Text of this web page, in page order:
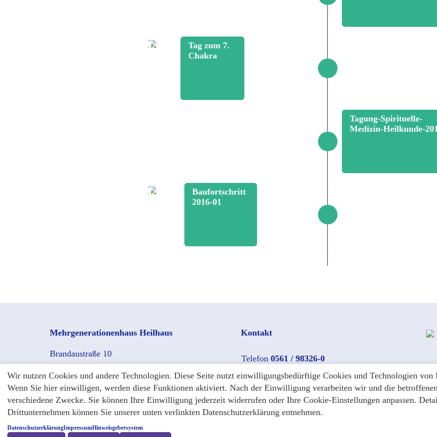
Tag zum 7.
Chakra
Tagung-Spirituelle-
Medizin-Heilkunde-
Baufortschritt
2016-01
Mehrgenerationenhaus Heilhaus
Brandaustraße 10
34127 Kassel
Kontakt
Telefon 0561 / 98326-0
Telefax0561 / 98326-126
kassel(at)heilhaus.org
Copyright © Heilhaus 2026
Wir nutzen Cookies und andere Technologien. Diese Seite nutzt einwilligungsbedürftige Cookies und Technologien
Wenn Sie hier einwilligen, werden diese Funktionen aktiviert. Nach der Einwilligung verarbeiten wir und die
verschiedene Zwecke. Sie können Ihre Einwilligung jederzeit widerrufen oder Ihre Cookie-Einstellungen anpassen.
Drittunternehmen können Sie unserer unten verlinkten Datenschutzerklärung entnehmen.
DatenschutzerklärungImpressumHinweisgebersystem